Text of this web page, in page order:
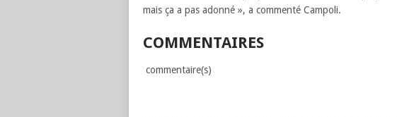
mais ça a pas adonné », a commenté Campoli.
COMMENTAIRES
commentaire(s)